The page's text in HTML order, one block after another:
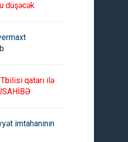
düşəcək
qatarı ilə
imtahanının